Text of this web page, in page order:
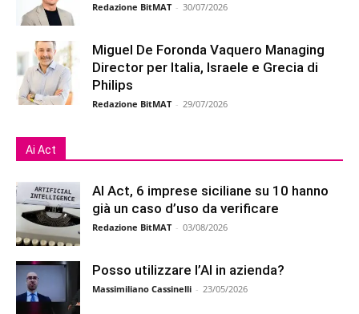
Redazione BitMAT - 30/07/2026
Miguel De Foronda Vaquero Managing
Director per Italia, Israele e Grecia di
Philips
Redazione BitMAT - 29/07/2026
Ai Act
AI Act, 6 imprese siciliane su 10 hanno
già un caso d’uso da verificare
Redazione BitMAT - 03/08/2026
Posso utilizzare l’AI in azienda?
Massimiliano Cassinelli - 23/05/2026